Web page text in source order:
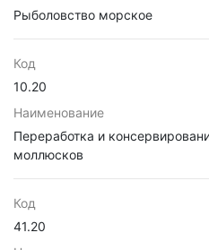
Рыболовство морское
Код
10.20
Наименование
Переработка и
моллюсков
Код
41.20